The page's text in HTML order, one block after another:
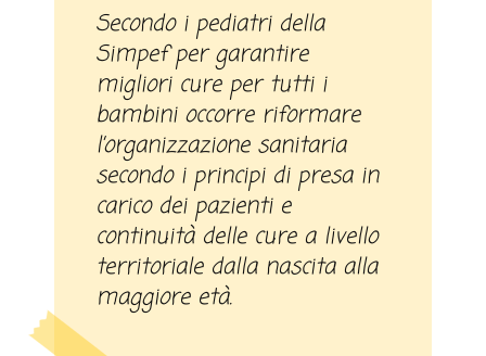
Secondo i pediatri della
Simpef per garantire
migliori cure per tutti i
bambini occorre riformare
l’organizzazione sanitaria
secondo i principi di presa in
carico dei pazienti e
continuità delle cure a livello
territoriale dalla nascita alla
maggiore età.